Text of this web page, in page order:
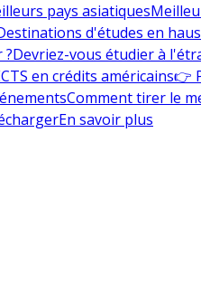
pays asiatiques
d'études en
?Devriez-vous étudier à
en crédits américains👉
Comment tirer le
En savoir plus